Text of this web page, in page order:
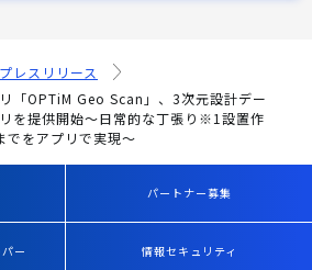
プレスリリース
「OPTiM Geo Scan」、3次元設計デー
を提供開始～日常的な丁張り※1設置作
でをアプリで実現～
パートナー募集
ー 情報セキュリティ